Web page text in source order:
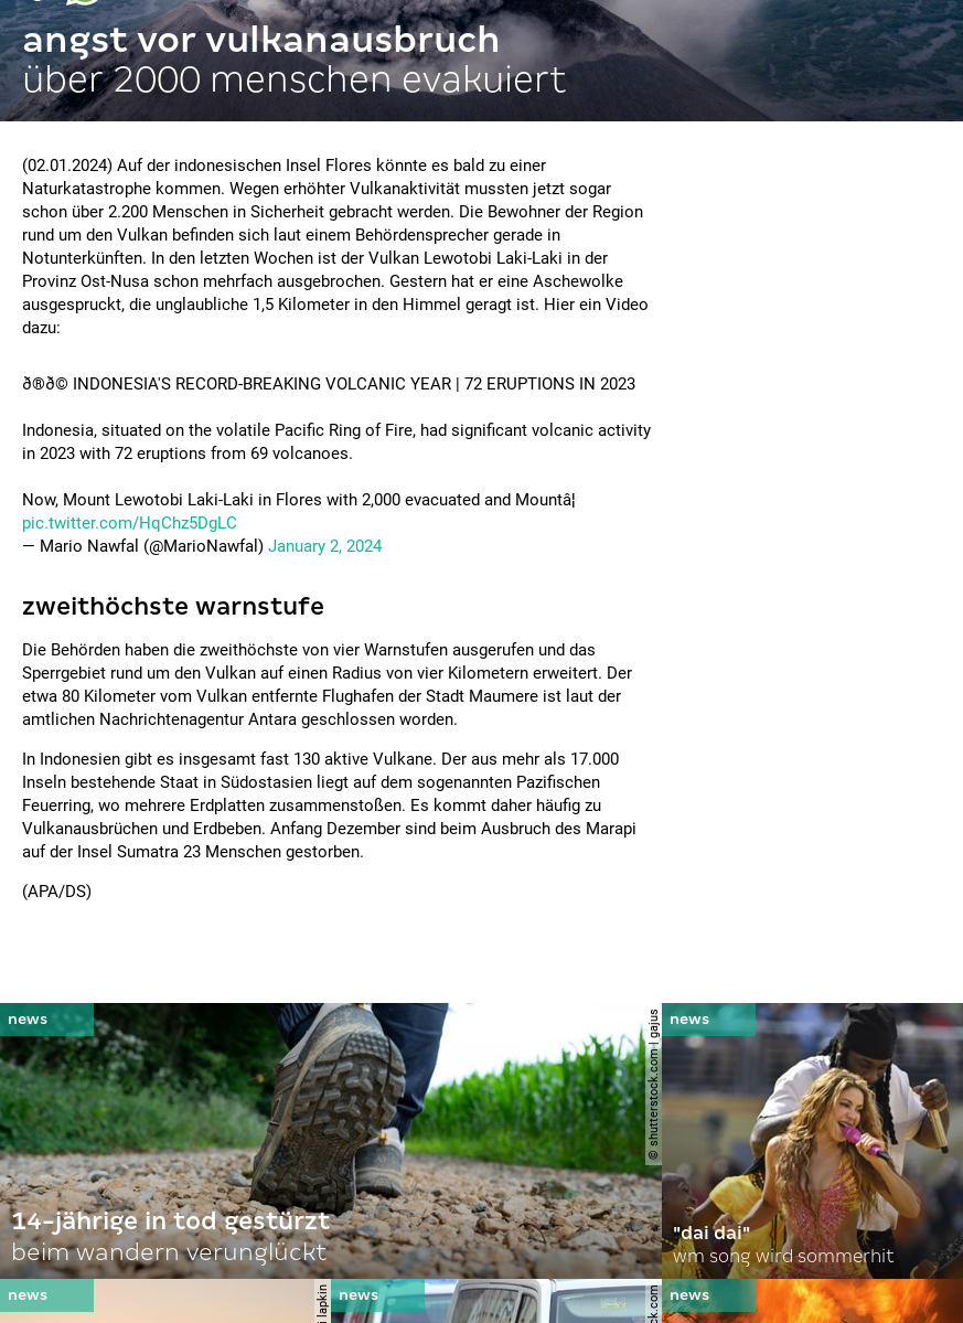
angst vor vulkanausbruch
über 2000 menschen evakuiert
(02.01.2024) Auf der indonesischen Insel Flores könnte es bald zu einer
Naturkatastrophe kommen. Wegen erhöhter Vulkanaktivität mussten jetzt sogar
schon über 2.200 Menschen in Sicherheit gebracht werden. Die Bewohner der Region
rund um den Vulkan befinden sich laut einem Behördensprecher gerade in
Notunterkünften. In den letzten Wochen ist der Vulkan Lewotobi Laki-Laki in der
Provinz Ost-Nusa schon mehrfach ausgebrochen. Gestern hat er eine Aschewolke
ausgespruckt, die unglaubliche 1,5 Kilometer in den Himmel geragt ist. Hier ein Video
dazu:
ð®ð© INDONESIA'S RECORD-BREAKING VOLCANIC YEAR | 72 ERUPTIONS IN 2023
Indonesia, situated on the volatile Pacific Ring of Fire, had significant volcanic activity
in 2023 with 72 eruptions from 69 volcanoes.
Now, Mount Lewotobi Laki-Laki in Flores with 2,000 evacuated and Mountâ¦
pic.twitter.com/HqChz5DgLC
— Mario Nawfal (@MarioNawfal) January 2, 2024
zweithöchste warnstufe
Die Behörden haben die zweithöchste von vier Warnstufen ausgerufen und das
Sperrgebiet rund um den Vulkan auf einen Radius von vier Kilometern erweitert. Der
etwa 80 Kilometer vom Vulkan entfernte Flughafen der Stadt Maumere ist laut der
amtlichen Nachrichtenagentur Antara geschlossen worden.
In Indonesien gibt es insgesamt fast 130 aktive Vulkane. Der aus mehr als 17.000
Inseln bestehende Staat in Südostasien liegt auf dem sogenannten Pazifischen
Feuerring, wo mehrere Erdplatten zusammenstoßen. Es kommt daher häufig zu
Vulkanausbrüchen und Erdbeben. Anfang Dezember sind beim Ausbruch des Marapi
auf der Insel Sumatra 23 Menschen gestorben.
(APA/DS)
© shutterstock.com | gajus
14-jährige in tod gestürzt
beim wandern verunglückt
"dai dai"
wm song wird sommerhit